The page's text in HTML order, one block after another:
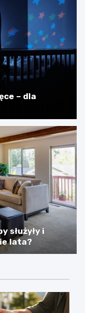
– dla
służyły i
lata?